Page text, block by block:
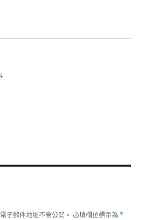
子郵件地址不會公開。 必填欄位標示為 *